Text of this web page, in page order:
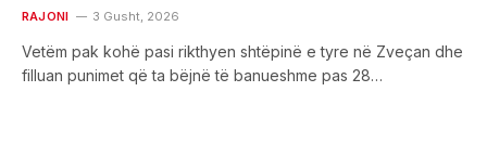
RAJONI 3 Gusht, 2026
Vetëm pak kohë pasi rikthyen shtëpinë e tyre në Zveçan dhe
filluan punimet që ta bëjnë të banueshme pas 28…